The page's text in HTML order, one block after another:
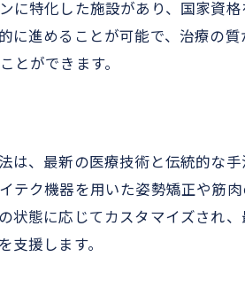
きポイント
骨院を選ぶために
特化した施設があり、国家資
進めることが可能で、治療の
とができます。
、最新の医療技術と伝統的な
ク機器を用いた姿勢矯正や筋
態に応じてカスタマイズされ
支援します。